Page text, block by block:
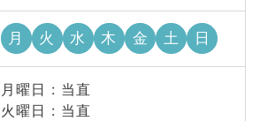
月 火 水 木 金 土 日
月曜日 : 当直
火曜日 : 当直